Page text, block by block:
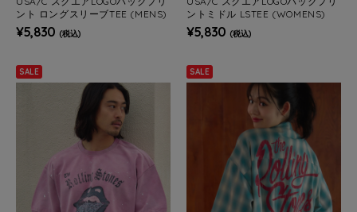
ント ロングスリーブTEE (MENS)
¥5,830 (税込)
ントミドル LSTEE (WOMENS)
¥5,830 (税込)
SALE SALE